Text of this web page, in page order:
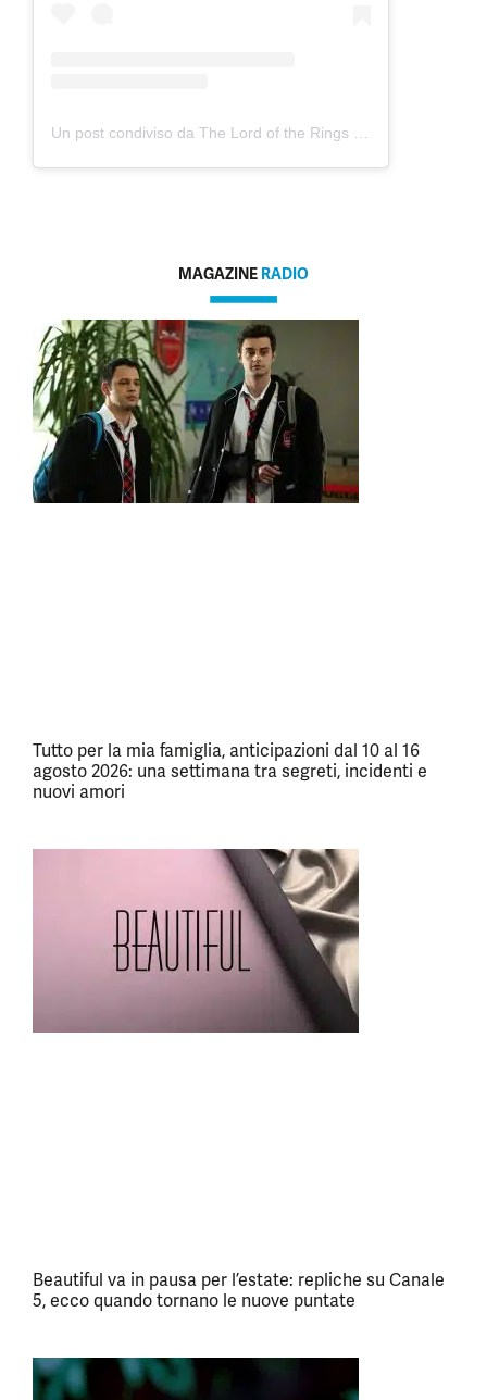
MAGAZINE RADIO
Tutto per la mia famiglia, anticipazioni dal 10 al 16
agosto 2026: una settimana tra segreti, incidenti e
nuovi amori
Beautiful va in pausa per l’estate: repliche su Canale
5, ecco quando tornano le nuove puntate